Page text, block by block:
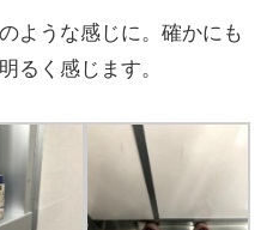
ような感じに。確かにも
るく感じます。